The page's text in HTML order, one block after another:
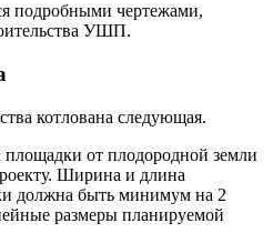
подробными чертежами,
УШП.
котлована следующая.
площадки от плодородной земли
Ширина и длина
должна быть минимум на 2
размеры планируемой